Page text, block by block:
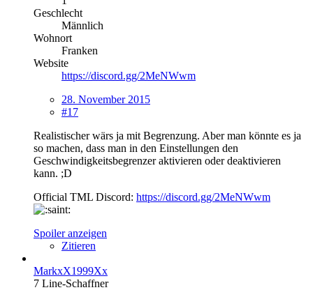
Geschlecht
Männlich
Wohnort
Franken
Website
https://discord.gg/2MeNWwm
28. November 2015
#17
Realistischer wärs ja mit Begrenzung. Aber man könnte es ja
so machen, dass man in den Einstellungen den
Geschwindigkeitsbegrenzer aktivieren oder deaktivieren
kann. ;D
Official TML Discord: https://discord.gg/2MeNWwm
Spoiler anzeigen
Zitieren
MarkxX1999Xx
7 Line-Schaffner